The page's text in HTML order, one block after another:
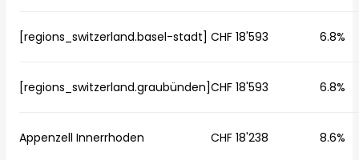
[regions_switzerland.basel-stadt] CHF 18'593 6.8%
[regions_switzerland.graubünden]CHF 18'593 6.8%
Appenzell Innerrhoden CHF 18'238 8.6%